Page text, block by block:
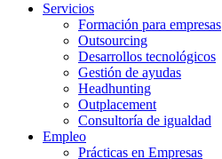
Servicios
Formación para empresas
Outsourcing
Desarrollos tecnológicos
Gestión de ayudas
Headhunting
Outplacement
Consultoría de igualdad
Empleo
Prácticas en Empresas